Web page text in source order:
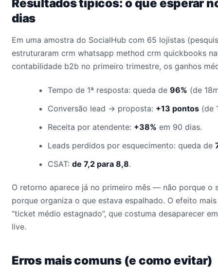
Resultados típicos: o que esperar
dias
Em uma amostra do SocialHub com 65 lojistas
estruturaram crm whatsapp method crm quickbooks
contabilidade b2b no primeiro trimestre, os ganhos
Tempo de 1ª resposta: queda de 96% (de
Conversão lead → proposta: +13 pontos (de
Receita por atendente: +38% em 90 dias.
Leads perdidos por esquecimento: queda de
CSAT: de 7,2 para 8,8.
O retorno aparece já no primeiro mês — não porque o
porque organiza o que estava espalhado. O efeito
“ticket médio estagnado”, que costuma desaparecer
live.
Erros mais comuns (e como evitar)